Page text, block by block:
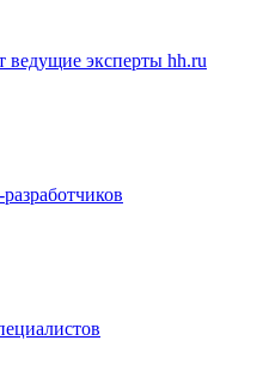
ведущие эксперты hh.ru